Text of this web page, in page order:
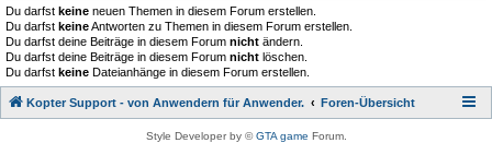
Du darfst keine neuen Themen in diesem Forum erstellen.
Du darfst keineAntworten zu Themen in diesem Forum erstellen.
Du darfst deine Beiträge in diesem Forum nicht ändern.
Du darfst deine Beiträge in diesem Forum nicht löschen.
Du darfst keine Dateianhänge in diesem Forum erstellen.
Kopter Support - von Anwendern für Anwender. Foren-Übersicht
Style Developer by ©GTA game Forum.